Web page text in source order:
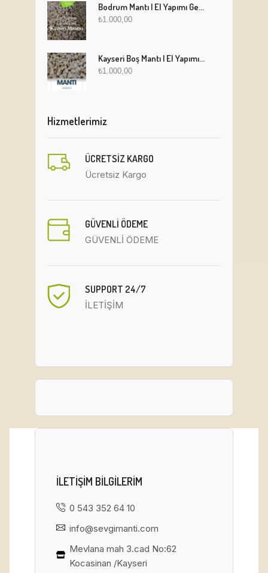
Bodrum Mantı | El Yapımı Geleneksel Mantı Lezzeti
₺1.000,00
Kayseri Boş Mantı | El Yapımı Geleneksel Fırınlanmış Mantı
₺1.000,00
Hizmetlerimiz
ÜCRETSIZ KARGO
Ücretsiz Kargo
GÜVENLİ ÖDEME
GÜVENLİ ÖDEME
SUPPORT 24/7
İLETİŞİM
ILETIŞIM BILGILERIM
0 543 352 64 10
info@sevgimanti.com
Mevlana mah 3.cad No:62
Kocasinan /Kayseri